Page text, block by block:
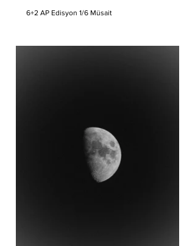
6+2 AP Edisyon 1/6 Müsait